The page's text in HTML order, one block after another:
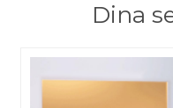
Dina